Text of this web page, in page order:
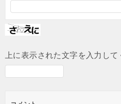
上に表示された文字を入力して